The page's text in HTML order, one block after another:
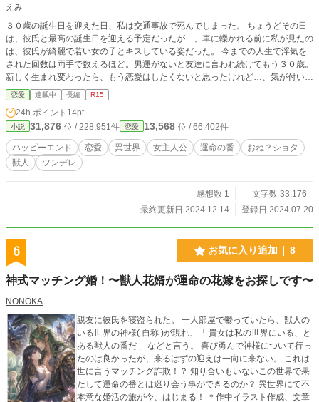
えみ
３０歳の誕生日を迎えた日、私は交通事故で死んでしまった。 ちょうどその日
は、彼氏と最高の誕生日を迎える予定だったが…、車に轢かれる前に私が見たの
は、彼氏が綺麗で若い女の子とキスしている姿だった。 今までの人生で浮気を
された回数は両手で数えるほど。男運がないと友達に言われ続けてもう３０歳。
新しく生まれ変わったら、もう恋愛はしたくないと思ったけれど…、気が付いた
ら地下室の魔法陣の上に寝ていた。身体は死ぬ直前のまま、生まれ変わることな
く、別の世界で３０歳から再スタートすることになった。 と思ったら、この世
界は魔法や獣人がいる世界で、「運命の番」というものもあるようで… 「運命
の番」というものがあるのなら、浮気されることなく愛されると思っていた。
最後の恋愛だと思ってもう少し頑張ってみよう。 相手が誰であっても愛し愛さ
れる関係を築いていきたいと思っていた。 それなのに、まさか相手が…、年下
ショタっ子王子！？ これは犯罪になりませんか！？ 心に傷がある臆病アラサー
恋愛 連載中 長編 R15
24h.ポイント 14pt
小説 31,876 位 / 228,951件 恋愛 13,568 位 / 66,402件
ハッピーエンド 恋愛 異世界 女主人公 運命の番
おね？ショタ
獣人
ツンデレ
感想数 1
文字数 33,176
最終更新日 2024.12.14
登録日 2024.07.20
6 お気に入り追加 8
神式マッチング婚！〜獣人花婿が運命の花嫁をお探しです〜
NONOKA
親友に彼氏を寝盗られた。 一人部屋で鬱っていたら、獣人の
いる世界の神様( 自称 )が現れ、「 貴女は私の世界にいる、と
ある獣人の番だ 」などと言う。 喜び勇んで神様について行っ
たのは良かったが、来るはずの迎えは一向に来ない。 これは
世に言うマッチング詐欺！？ 知り合いもいないこの世界で果
たして運命の番とは巡り会う事ができるのか？ 異世界にて不
本意な婚活の旅が今、はじまる！ ＊作中イラスト作成、文章